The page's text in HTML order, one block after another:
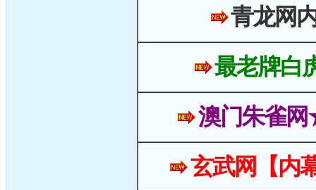
青龙网
最老牌白
澳门朱雀
玄武网【内